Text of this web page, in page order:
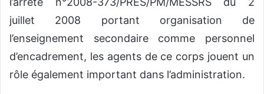
juillet 2008 portant organisation de
l’enseignement secondaire comme personnel
d’encadrement, les agents de ce corps jouent un
rôle également important dans l’administration.